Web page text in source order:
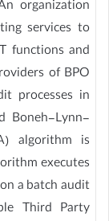
organization
services to
functions and
of BPO
processes in
Boneh-Lynn-
algorithm is
executes
a batch audit
Third Party